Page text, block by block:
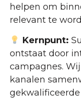
helpen om
relevant te
Kernpunt:
ontstaat door
campagnes.
kanalen